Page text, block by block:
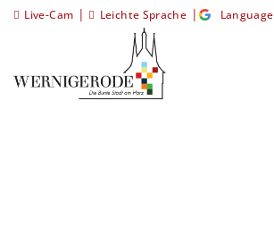
Live-Cam | Leichte Sprache | Language